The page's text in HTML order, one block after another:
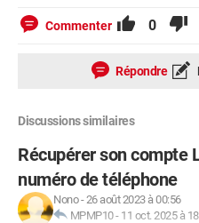
Commenter 0
Répondre
Discussions similaires
Récupérer son compte
numéro de téléphone
Nono-26 août 2023 à 00:56
MPMP10- 11 oct. 2025 à